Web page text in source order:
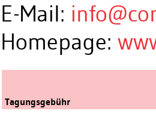
E-Mail:
Homepage:
Tagungsgebühr